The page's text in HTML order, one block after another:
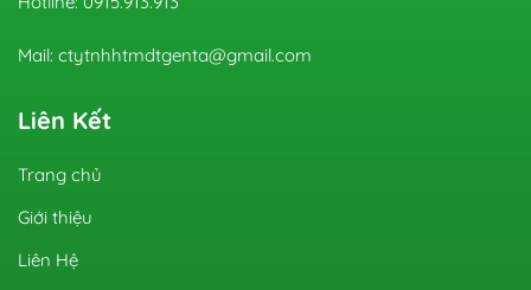
Mail: ctytnhhtmdtgenta@gmail.com
Liên Kết
Trang chủ
Giới thiệu
Liên Hệ